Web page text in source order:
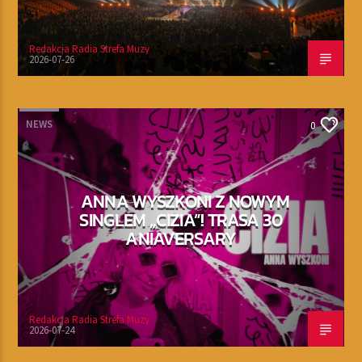
Redakcja Radia Strefa Muzy
2026-07-26
NEWS 0
ANNA WYSZKONI Z NOWYM
SINGLEM „CIZIA”! TRASA 30
ANIAVERSARY
Redakcja Radia Strefa Muzy
2026-07-24